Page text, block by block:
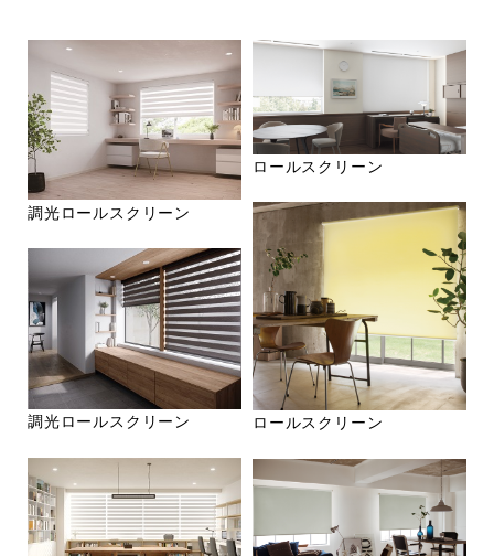
調光ロールスクリーン
調光ロールスクリーン
ロールスクリーン
ロールスクリーン